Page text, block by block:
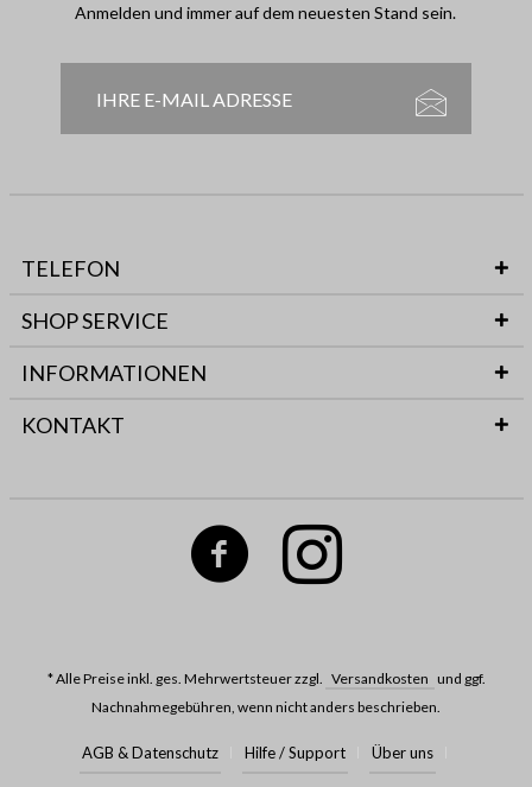
Anmelden und immer auf dem neuesten Stand sein.
TELEFON
SHOP SERVICE
INFORMATIONEN
KONTAKT
* Alle Preise inkl. ges. Mehrwertsteuer zzgl. Versandkosten und ggf.
Nachnahmegebühren, wenn nicht anders beschrieben.
AGB & Datenschutz Hilfe / Support Über uns